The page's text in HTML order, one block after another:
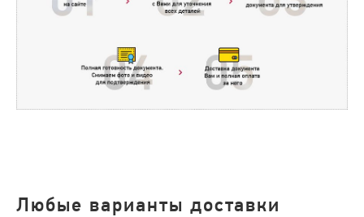
Любые варианты доставки